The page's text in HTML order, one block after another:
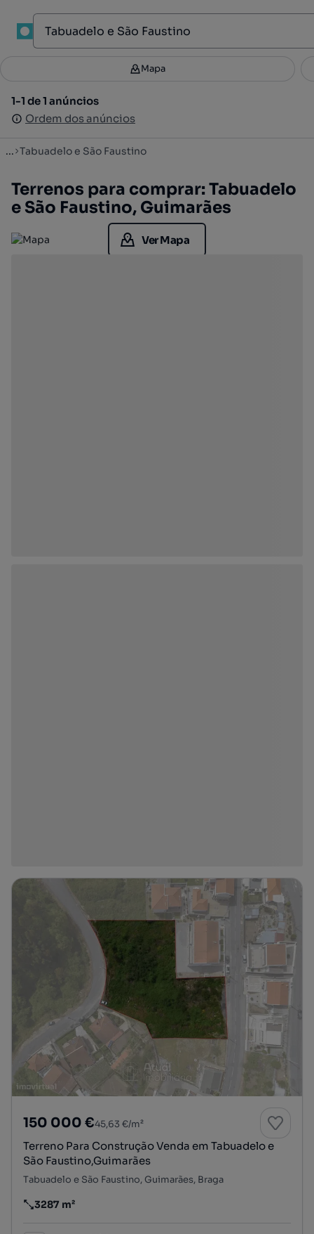
Filtros 2
1-1 de 1 anúncios
Ordem dos anúncios
Mapa
1-1 de 1 anúncios
Ordem dos anúncios
... Tabuadelo e São Faustino
Terrenos para comprar: Tabuadelo
e São Faustino, Guimarães
Ver Mapa
150 000 €45,63 €/m²
Terreno Para Construção Venda em Tabuadelo e
São Faustino,Guimarães
Tabuadelo e São Faustino, Guimarães, Braga
Preço por metro quadrado
3287 m²